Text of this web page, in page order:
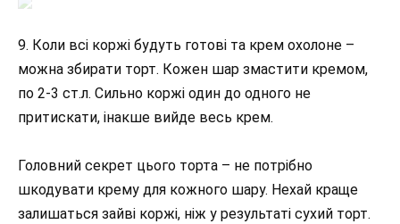
9. Коли всі коржі будуть готові та крем охолоне –
можна збирати торт. Кожен шар змастити кремом,
по 2-3 ст.л. Сильно коржі один до одного не
притискати, інакше вийде весь крем.
Головний секрет цього торта – не потрібно
шкодувати крему для кожного шару. Нехай краще
залишаться зайві коржі, ніж у результаті сухий торт.